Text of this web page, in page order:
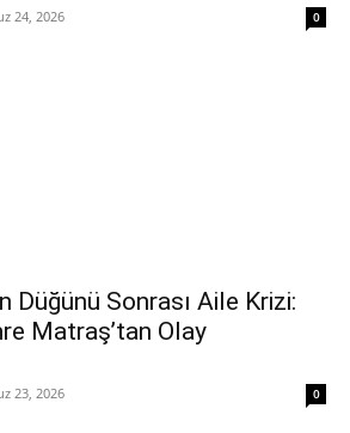
24, 2026 0
Düğünü Sonrası Aile Krizi:
Matraş’tan Olay
23, 2026 0